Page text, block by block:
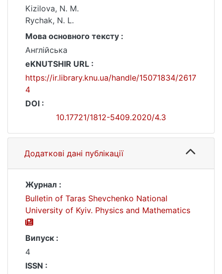
Kizilova, N. M.
Rychak, N. L.
Мова основного тексту :
Англійська
eKNUTSHIR URL :
https://ir.library.knu.ua/handle/15071834/2617
4
DOI :
10.17721/1812-5409.2020/4.3
Додаткові дані публікації
Журнал :
Bulletin of Taras Shevchenko National
University of Kyiv. Physics and Mathematics
Випуск :
4
ISSN :